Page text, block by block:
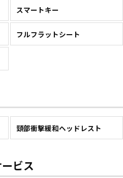
スマートキー
フルフラットシート
頸部衝撃緩和ヘッドレスト
ビス